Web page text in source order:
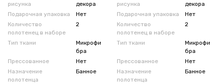
рисунка
декора
Подарочная упаковка
Нет
Количество
полотенец в наборе
2
Тип ткани
Микрофи
бра
Прессованное
Нет
Назначение
полотенца
Банное
рисунка
декора
Подарочная упаковка
Нет
Количество
полотенец в наборе
2
Тип ткани
Микрофи
бра
Прессованное
Нет
Назначение
полотенца
Банное